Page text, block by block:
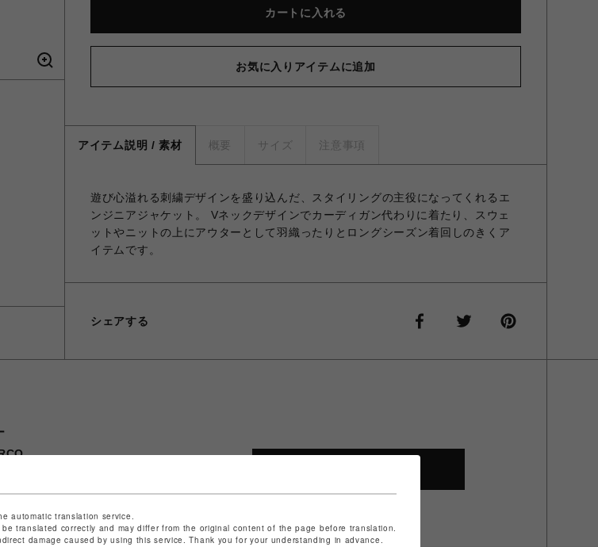
カートに入れる
お気に入りアイテムに追加
アイテム説明 / 素材 概要 サイズ 注意事項
遊び心溢れる刺繍デザインを盛り込んだ、スタイリングの主役になってくれるエ
ンジニアジャケット。 Vネックデザインでカーディガン代わりに着たり、スウェ
ットやニットの上にアウターとして羽織ったりとロングシーズン着回しのきくア
イテムです。
シェアする
基づく表記は
automatic translation service.
translated correctly and may differ from the original content of the page before translation.
damage caused by using this service. Thank you for your understanding in advance.